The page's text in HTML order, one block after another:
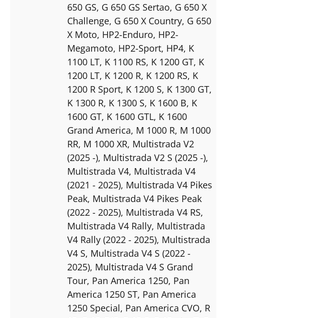
650 GS, G 650 GS Sertao, G 650 X
Challenge, G 650 X Country, G 650
X Moto, HP2-Enduro, HP2-
Megamoto, HP2-Sport, HP4, K
1100 LT, K 1100 RS, K 1200 GT, K
1200 LT, K 1200 R, K 1200 RS, K
1200 R Sport, K 1200 S, K 1300 GT,
K 1300 R, K 1300 S, K 1600 B, K
1600 GT, K 1600 GTL, K 1600
Grand America, M 1000 R, M 1000
RR, M 1000 XR, Multistrada V2
(2025 -), Multistrada V2 S (2025 -),
Multistrada V4, Multistrada V4
(2021 - 2025), Multistrada V4 Pikes
Peak, Multistrada V4 Pikes Peak
(2022 - 2025), Multistrada V4 RS,
Multistrada V4 Rally, Multistrada
V4 Rally (2022 - 2025), Multistrada
V4 S, Multistrada V4 S (2022 -
2025), Multistrada V4 S Grand
Tour, Pan America 1250, Pan
America 1250 ST, Pan America
1250 Special, Pan America CVO, R